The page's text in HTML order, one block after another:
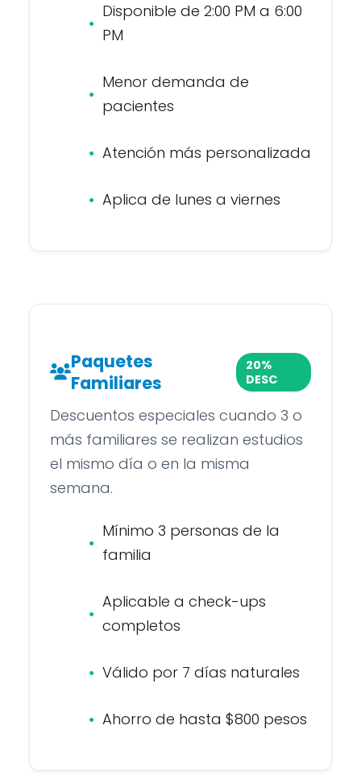
Disponible de 2:00 PM a 6:00
PM
Menor demanda de
pacientes
Atención más personalizada
Aplica de lunes a viernes
Paquetes
Familiares
20%
DESC
Descuentos especiales cuando 3 o
más familiares se realizan estudios
el mismo día o en la misma
semana.
Mínimo 3 personas de la
familia
Aplicable a check-ups
completos
Válido por 7 días naturales
Ahorro de hasta $800 pesos